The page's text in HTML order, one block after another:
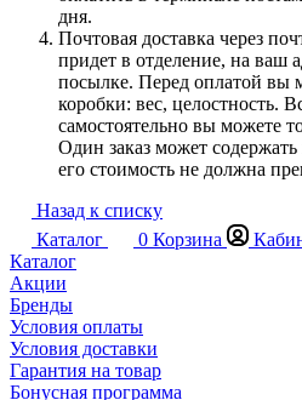
дня.
Почтовая доставка через
придет в отделение, на ваш
посылке. Перед оплатой вы
коробки: вес, целостность.
самостоятельно вы можете
Один заказ может
его стоимость не должна
Назад к списку
Каталог
0 Корзина
Каталог
Акции
Бренды
Условия оплаты
Условия доставки
Гарантия на товар
Бонусная программа